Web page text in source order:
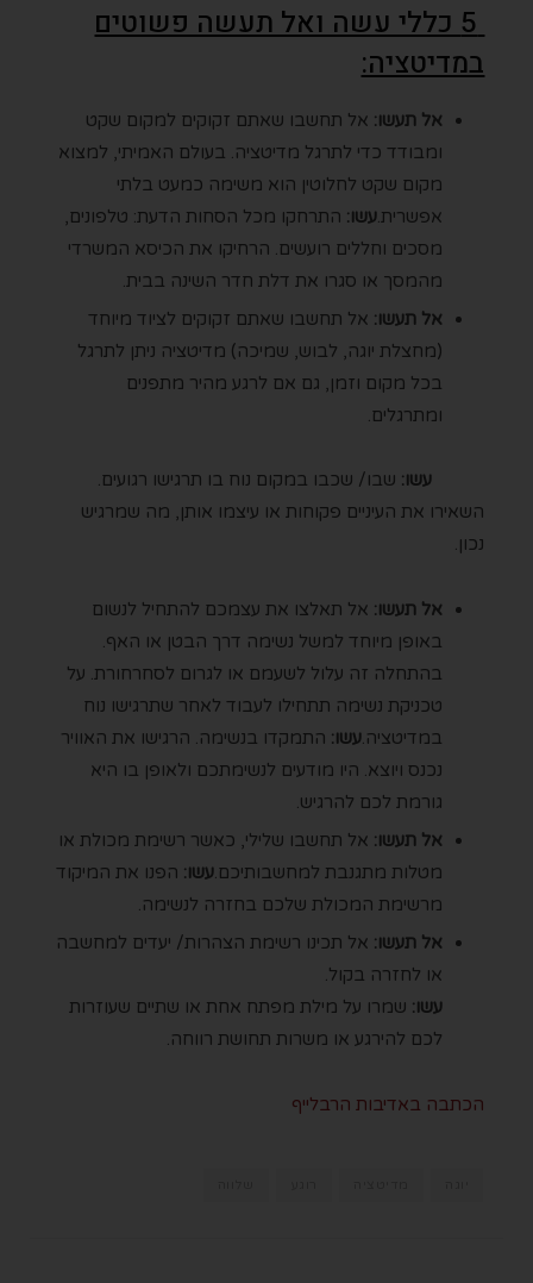
5 כללי עשה ואל תעשה פשוטים
במדיטציה:
אל תעשו: אל תחשבו שאתם זקוקים למקום שקט
ומבודד כדי לתרגל מדיטציה. בעולם האמיתי, למצוא
מקום שקט לחלוטין הוא משימה כמעט בלתי
אפשרית. עשו: התרחקו מכל הסחות הדעת: טלפונים,
מסכים וחללים רועשים. הרחיקו את הכיסא המשרדי
מהמסך או סגרו את דלת חדר השינה בבית.
אל תעשו: אל תחשבו שאתם זקוקים לציוד מיוחד
(מחצלת יוגה, לבוש, שמיכה) מדיטציה ניתן לתרגל
בכל מקום וזמן, גם אם לרגע מהיר מתפנים
ומתרגלים.
עשו: שבו/ שכבו במקום נוח בו תרגישו רגועים.
השאירו את העיניים פקוחות או עיצמו אותן, מה שמרגיש
נכון.
אל תעשו: אל תאלצו את עצמכם להתחיל לנשום
באופן מיוחד למשל נשימה דרך הבטן או האף.
בהתחלה זה עלול לשעמם או לגרום לסחרחורת. על
טכניקת נשימה תתחילו לעבוד לאחר שתרגישו נוח
במדיטציה.עשו: התמקדו בנשימה. הרגישו את האוויר
נכנס ויוצא. היו מודעים לנשימתכם ולאופן בו היא
גורמת לכם להרגיש.
אל תעשו: אל תחשבו שלילי, כאשר רשימת מכולת או
מטלות מתגנבת למחשבותיכם.עשו: הפנו את המיקוד
מרשימת המכולת שלכם בחזרה לנשימה.
אל תעשו: אל תכינו רשימת הצהרות/ יעדים למחשבה
או לחזרה בקול.
עשו: שמרו על מילת מפתח אחת או שתיים שעוזרות
לכם להירגע או משרות תחושת רווחה.
הכתבה באדיבות הרבלייף